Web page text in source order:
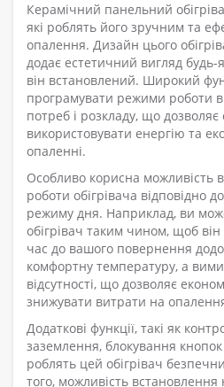
Керамічний панельний
які роблять його зручним та
опалення. Дизайн цього
додає естетичний вигляд
він встановлений. Широкий
програмувати режими роботи в
потреб і розкладу, що
використовувати енергію та
опаленні.
Особливо корисна можливість
роботи обігрівача відповідно
режиму дня. Наприклад, ви
обігрівач таким чином, щоб
час до вашого повернення
комфортну температуру, а
відсутності, що дозволяє
знижувати витрати на
Додаткові функції, такі як
заземлення, блокування
роблять цей обігрівач
того, можливість встановлення